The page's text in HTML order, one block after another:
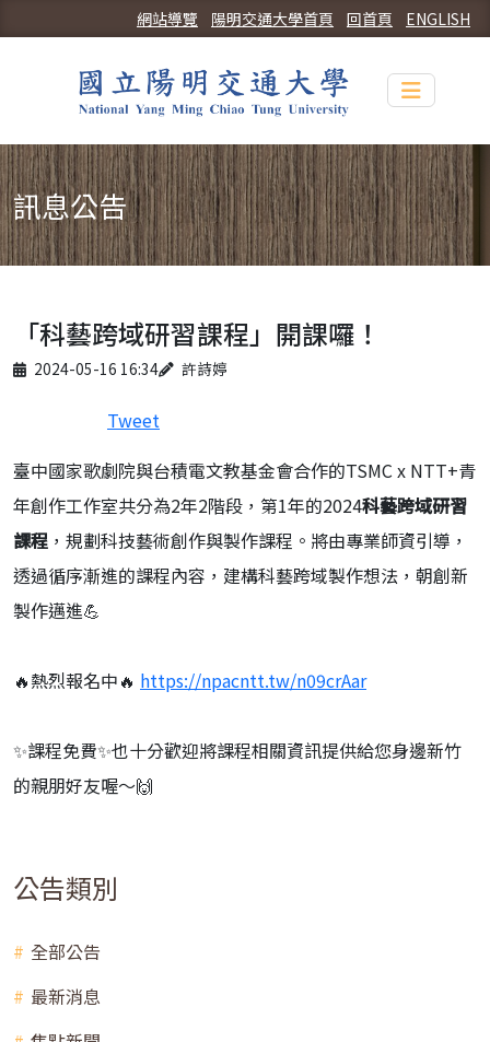
ENGLISH
回首頁
陽明交通大學首頁
網站導覽
Toggle
訊息公告
「科藝跨域研習課程」開課囉！
Published on
2024-05-16 16:34
Author 許詩婷
Tweet
臺中國家歌劇院與台積電文教基金會合作的TSMC x NTT+青
年創作工作室共分為2年2階段，第1年的2024科藝跨域研習
課程 ，規劃科技藝術創作與製作課程。將由專業師資引導，
透過循序漸進的課程內容，建構科藝跨域製作想法，朝創新
製作邁進💪
🔥熱烈報名中🔥 https://npacntt.tw/n09crAar
✨課程免費✨也十分歡迎將課程相關資訊提供給您身邊新竹
的親朋好友喔～🙌
公告類別
全部公告
最新消息